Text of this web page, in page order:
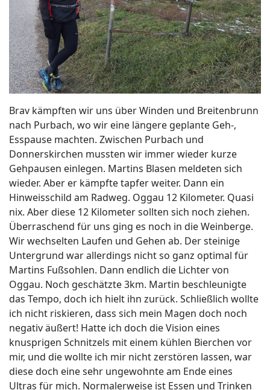
Brav kämpften wir uns über Winden und Breitenbrunn
nach Purbach, wo wir eine längere geplante Geh-,
Esspause machten. Zwischen Purbach und
Donnerskirchen mussten wir immer wieder kurze
Gehpausen einlegen. Martins Blasen meldeten sich
wieder. Aber er kämpfte tapfer weiter. Dann ein
Hinweisschild am Radweg. Oggau 12 Kilometer. Quasi
nix. Aber diese 12 Kilometer sollten sich noch ziehen.
Überraschend für uns ging es noch in die Weinberge.
Wir wechselten Laufen und Gehen ab. Der steinige
Untergrund war allerdings nicht so ganz optimal für
Martins Fußsohlen. Dann endlich die Lichter von
Oggau. Noch geschätzte 3km. Martin beschleunigte
das Tempo, doch ich hielt ihn zurück. Schließlich wollte
ich nicht riskieren, dass sich mein Magen doch noch
negativ äußert! Hatte ich doch die Vision eines
knusprigen Schnitzels mit einem kühlen Bierchen vor
mir, und die wollte ich mir nicht zerstören lassen, war
diese doch eine sehr ungewohnte am Ende eines
Ultras für mich. Normalerweise ist Essen und Trinken